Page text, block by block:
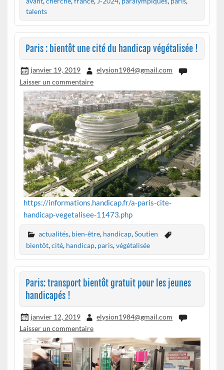
talents
Paris : bientôt une cité du handicap végétalisée !
janvier 19, 2019
elysion1984@gmail.com
Laisser un commentaire
https://informations.handicap.fr/a-paris-cite-
handicap-vegetalisee-11473.php
actualités, bien-être, handicap,Soutien
bientôt,cité, handicap, paris,végétalisée
Paris: transport bientôt gratuit pour les jeunes
handicapés !
janvier 12, 2019
elysion1984@gmail.com
Laisser un commentaire